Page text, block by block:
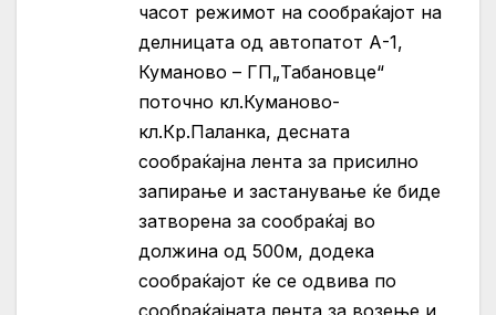
часот режимот на сообраќајот на
делницата од автопатот А-1,
Куманово – ГП„Табановце“
поточно кл.Куманово-
кл.Кр.Паланка, десната
сообраќајна лента за присилно
запирање и застанување ќе биде
затворена за сообраќај во
должина од 500м, додека
сообраќајот ќе се одвива по